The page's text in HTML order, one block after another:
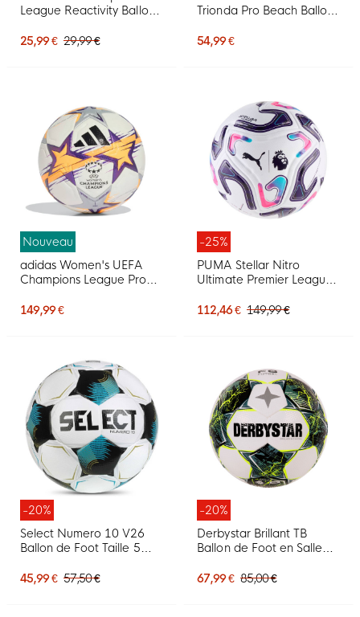
League Reactivity Ballon
Multicolore
25,99 € 29,99 €
Trionda Pro Beach Ballon
Bleu Rose
54,99 €
Nouveau
adidas Women's UEFA
Champions League Pro
2026-2027 Blanc Noir
149,99 €
-25%
PUMA Stellar Nitro
Ultimate Premier League
2026-2027 Blanc
112,46 € 149,99 €
-20%
Select Numero 10 V26
Ballon de Foot Taille 5
45,99 € 57,50 €
-20%
Derbystar Brillant TB
Ballon de Foot en Salle
Vif
67,99 € 85,00 €